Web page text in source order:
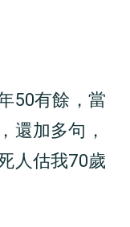
50有餘，當
還加多句，
人估我70歲